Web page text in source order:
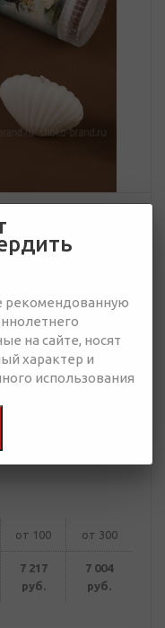
в
от 100 от 300
7 217
руб.
7 004
руб.
рекомендованную
на сайте, носят
характер и
использования